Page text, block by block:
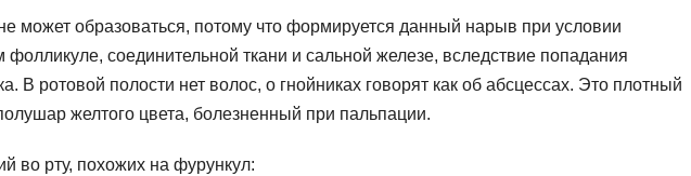
может образоваться, потому что формируется данный нарыв при условии
соединительной ткани и сальной железе, вследствие попадания
В ротовой полости нет волос, о гнойниках говорят как об абсцессах. Это плотный
желтого цвета, болезненный при пальпации.
во рту, похожих на фурункул: